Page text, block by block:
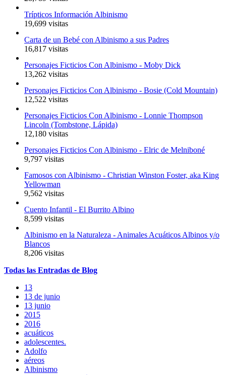
Trípticos Información Albinismo
19,699 visitas
Carta de un Bebé con Albinismo a sus Padres
16,817 visitas
Personajes Ficticios Con Albinismo - Moby Dick
13,262 visitas
Personajes Ficticios Con Albinismo - Bosie (Cold Mountain)
12,522 visitas
Personajes Ficticios Con Albinismo - Lonnie Thompson
Lincoln (Tombstone, Lápida)
12,180 visitas
Personajes Ficticios Con Albinismo - Elric de Melniboné
9,797 visitas
Famosos con Albinismo - Christian Winston Foster, aka King
Yellowman
9,562 visitas
Cuento Infantil - El Burrito Albino
8,599 visitas
Albinismo en la Naturaleza - Animales Acuáticos Albinos y/o
Blancos
8,206 visitas
Todas las Entradas de Blog
13
13 de junio
13 junio
2015
2016
acuáticos
adolescentes.
Adolfo
aéreos
Albinismo